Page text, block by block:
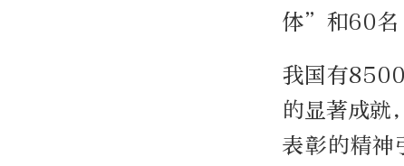
体”和60名
我国有
的显著成就
表彰的精神